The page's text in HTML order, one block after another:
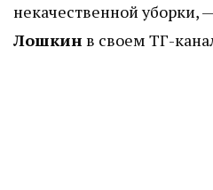
некачественной уборки,
Лошкин в своем ТГ-